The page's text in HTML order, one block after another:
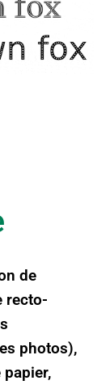
de
recto-
photos),